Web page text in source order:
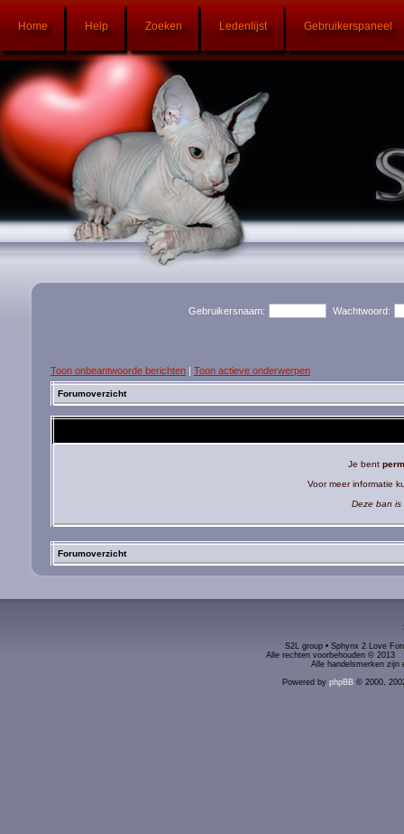
Home Help Zoeken Ledenlijst Gebruikerspaneel
Gebruikersnaam: Wachtwoord:
Toon onbeantwoorde berichten | Toon actieve onderwerpen
Forumoverzicht
Je bent
Voor meer informatie
Deze ban is
Forumoverzicht
S2L group • Sphynx 2 Love
Alle rechten voorbehouden ©
Alle handelsmerken zijn
Powered by phpBB© 2000,